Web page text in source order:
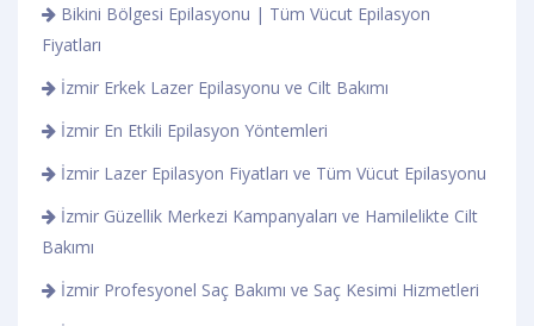
Bikini Bölgesi Epilasyonu | Tüm Vücut Epilasyon
Fiyatları
İzmir Erkek Lazer Epilasyonu ve Cilt Bakımı
İzmir En Etkili Epilasyon Yöntemleri
İzmir Lazer Epilasyon Fiyatları ve Tüm Vücut Epilasyonu
İzmir Güzellik Merkezi Kampanyaları ve Hamilelikte Cilt
Bakımı
İzmir Profesyonel Saç Bakımı ve Saç Kesimi Hizmetleri